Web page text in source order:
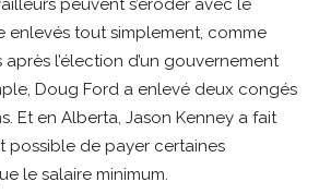
peuvent s’éroder avec le
enlevés tout simplement, comme
après l’élection d’un gouvernement
Doug Ford a enlevé deux congés
Et en Alberta, Jason Kenney a fait
possible de payer certaines
le salaire minimum.